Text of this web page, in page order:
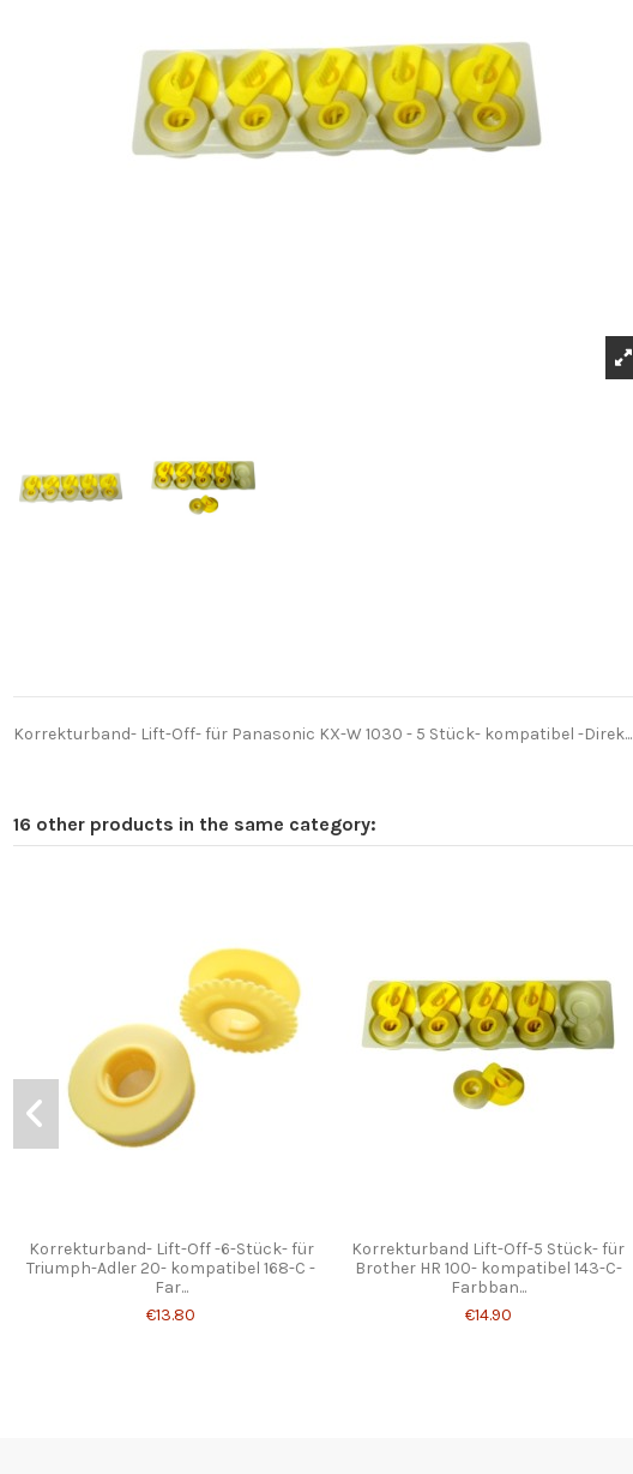
Korrekturband- Lift-Off- für Panasonic KX-W 1030 - 5 Stück- kompatibel -Direk...
16 other products in the same category:
Korrekturband- Lift-Off -6-Stück- für
Triumph-Adler 20- kompatibel 168-C -
Far...
€13.80
Korrekturband Lift-Off-5 Stück- für
Brother HR 100- kompatibel 143-C-
Farbban...
€14.90